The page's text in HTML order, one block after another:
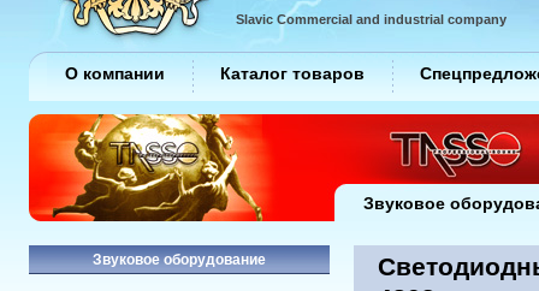
Звуковое оборудование
Slavic Commercial and industrial company
О компании Каталог товаров
Звуковое